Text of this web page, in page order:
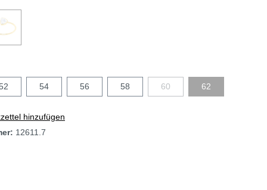
54 56 58 60 62
hinzufügen
12611.7